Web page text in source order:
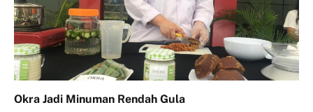
Okra Jadi Minuman Rendah Gula